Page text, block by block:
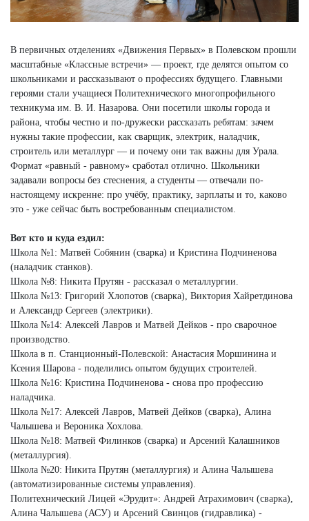
В первичных отделениях «Движения Первых» в Полевском прошли
масштабные «Классные встречи» — проект, где делятся опытом со
школьниками и рассказывают о профессиях будущего. Главными
героями стали учащиеся Политехнического многопрофильного
техникума им. В. И. Назарова. Они посетили школы города и
района, чтобы честно и по-дружески рассказать ребятам: зачем
нужны такие профессии, как сварщик, электрик, наладчик,
строитель или металлург — и почему они так важны для Урала.
Формат «равный - равному» сработал отлично. Школьники
задавали вопросы без стеснения, а студенты — отвечали по-
настоящему искренне: про учёбу, практику, зарплаты и то, каково
это - уже сейчас быть востребованным специалистом.
Вот кто и куда ездил:
Школа №1: Матвей Собянин (сварка) и Кристина Подчиненова
(наладчик станков).
Школа №8: Никита Прутян - рассказал о металлургии.
Школа №13: Григорий Хлопотов (сварка), Виктория Хайретдинова
и Александр Сергеев (электрики).
Школа №14: Алексей Лавров и Матвей Дейков - про сварочное
производство.
Школа в п. Станционный-Полевской: Анастасия Моршинина и
Ксения Шарова - поделились опытом будущих строителей.
Школа №16: Кристина Подчиненова - снова про профессию
наладчика.
Школа №17: Алексей Лавров, Матвей Дейков (сварка), Алина
Чалышева и Вероника Хохлова.
Школа №18: Матвей Филинков (сварка) и Арсений Калашников
(металлургия).
Школа №20: Никита Прутян (металлургия) и Алина Чалышева
(автоматизированные системы управления).
Политехнический Лицей «Эрудит»: Андрей Атрахимович (сварка),
Алина Чалышева (АСУ) и Арсений Свинцов (гидравлика) -